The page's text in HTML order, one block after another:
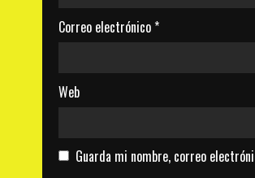
Correo electrónico*
Web
Guarda mi nombre, correo